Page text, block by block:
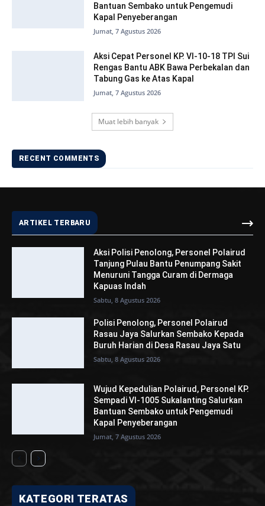
Bantuan Sembako untuk Pengemudi
Kapal Penyeberangan
Jumat, 7 Agustus 2026
Aksi Cepat Personel KP. VI-10-18 TPI Sui
Rengas Bantu ABK Bawa Perbekalan dan
Tabung Gas ke Atas Kapal
Jumat, 7 Agustus 2026
Muat lebih banyak
RECENT COMMENTS
ARTIKEL TERBARU
Aksi Polisi Penolong, Personel Polairud
Tanjung Pulau Bantu Penumpang Sakit
Menuruni Tangga Curam di Dermaga
Kapuas Indah
Sabtu, 8 Agustus 2026
Polisi Penolong, Personel Polairud
Rasau Jaya Salurkan Sembako Kepada
Buruh Harian di Desa Rasau Jaya Satu
Sabtu, 8 Agustus 2026
Wujud Kepedulian Polairud, Personel KP.
Sempadi VI-1005 Sukalanting Salurkan
Bantuan Sembako untuk Pengemudi
Kapal Penyeberangan
Jumat, 7 Agustus 2026
KATEGORI TERATAS